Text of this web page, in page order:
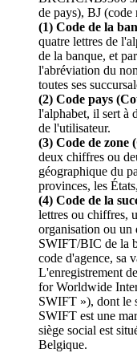
de pays), BJ (code
(1) Code de la
quatre lettres de
de la banque, et
l'abréviation du
toutes ses
(2) Code pays
l'alphabet, il sert à
de l'utilisateur.
(3) Code de zone
deux chiffres ou
géographique du
provinces, les
(4) Code de la
lettres ou chiffres,
organisation ou un
SWIFT/BIC de la
code d'agence, sa
L'enregistrement
for Worldwide
SWIFT »), dont le
SWIFT est une
siège social est
Belgique.